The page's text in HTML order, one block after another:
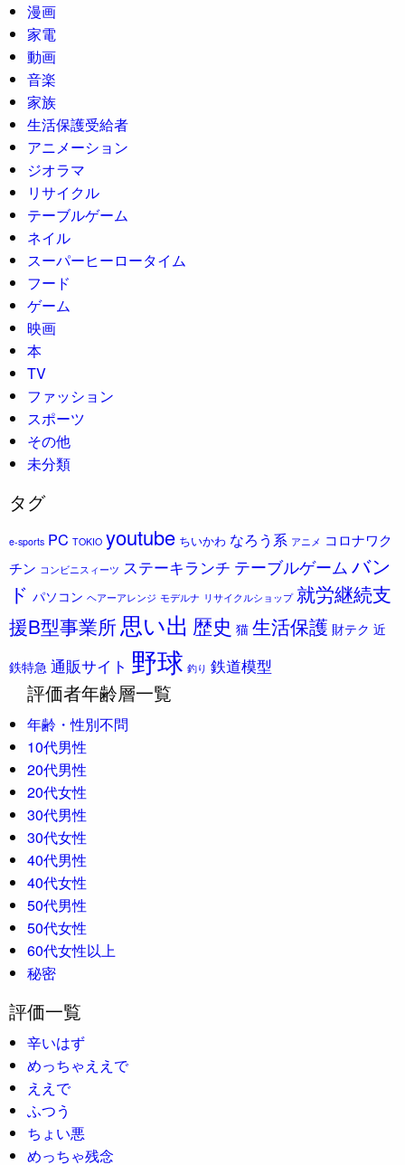
漫画
家電
動画
音楽
家族
生活保護受給者
アニメーション
ジオラマ
リサイクル
テーブルゲーム
ネイル
スーパーヒーロータイム
フード
ゲーム
映画
本
TV
ファッション
スポーツ
その他
未分類
タグ
e-sports PC TOKIO youtube ちいかわ なろう系 アニメ コロナワク
チン コンビニスィーツ ステーキランチ テーブルゲーム バン
ド パソコン ヘアーアレンジ モデルナ リサイクルショップ 就労継続支
援B型事業所 思い出 歴史 猫 生活保護 財テク 近
鉄特急 通販サイト 野球 釣り 鉄道模型
評価者年齢層一覧
年齢・性別不問
10代男性
20代男性
20代女性
30代男性
30代女性
40代男性
40代女性
50代男性
50代女性
60代女性以上
秘密
評価一覧
辛いはず
めっちゃええで
ええで
ふつう
ちょい悪
めっちゃ残念